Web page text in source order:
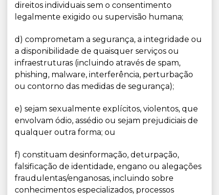
direitos individuais sem o consentimento
legalmente exigido ou supervisão humana;
d) comprometam a segurança, a integridade ou
a disponibilidade de quaisquer serviços ou
infraestruturas (incluindo através de spam,
phishing, malware, interferência, perturbação
ou contorno das medidas de segurança);
e) sejam sexualmente explícitos, violentos, que
envolvam ódio, assédio ou sejam prejudiciais de
qualquer outra forma; ou
f) constituam desinformação, deturpação,
falsificação de identidade, engano ou alegações
fraudulentas/enganosas, incluindo sobre
conhecimentos especializados, processos